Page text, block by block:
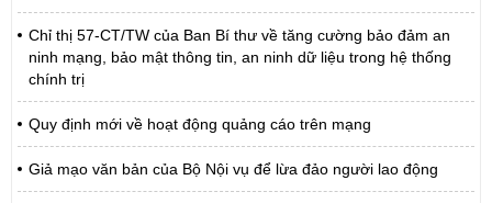
Chỉ thị 57-CT/TW của Ban Bí thư về tăng cường bảo đảm an
ninh mạng, bảo mật thông tin, an ninh dữ liệu trong hệ thống
chính trị
Quy định mới về hoạt động quảng cáo trên mạng
Giả mạo văn bản của Bộ Nội vụ để lừa đảo người lao động